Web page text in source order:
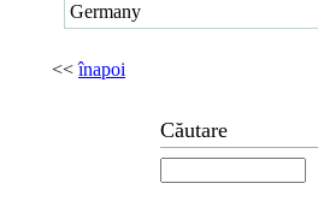
Căutare
Germany
<<înapoi